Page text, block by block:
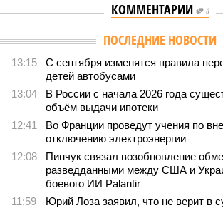
КОММЕНТАРИИ 0
Версия //Общество //
Земля уже не раз
крутой нрав – когда покажет снова?
Земля уже не раз показывала
нрав – когда покажет снова?
Последние времена
Земля уже не раз показывала человечеству свой
покажет снова? (фото: АР-ТАСС)